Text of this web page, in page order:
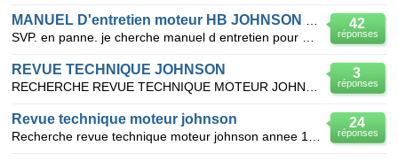
42
réponses
3
réponses
REVUE TECHNIQUE JOHNSON
24
réponses
Revue technique moteur johnson